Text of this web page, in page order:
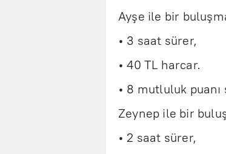
Ayşe ile bir
• 3 saat sürer,
• 40 TL harcar.
• 8 mutluluk puanı
Zeynep ile bir
• 2 saat sürer,